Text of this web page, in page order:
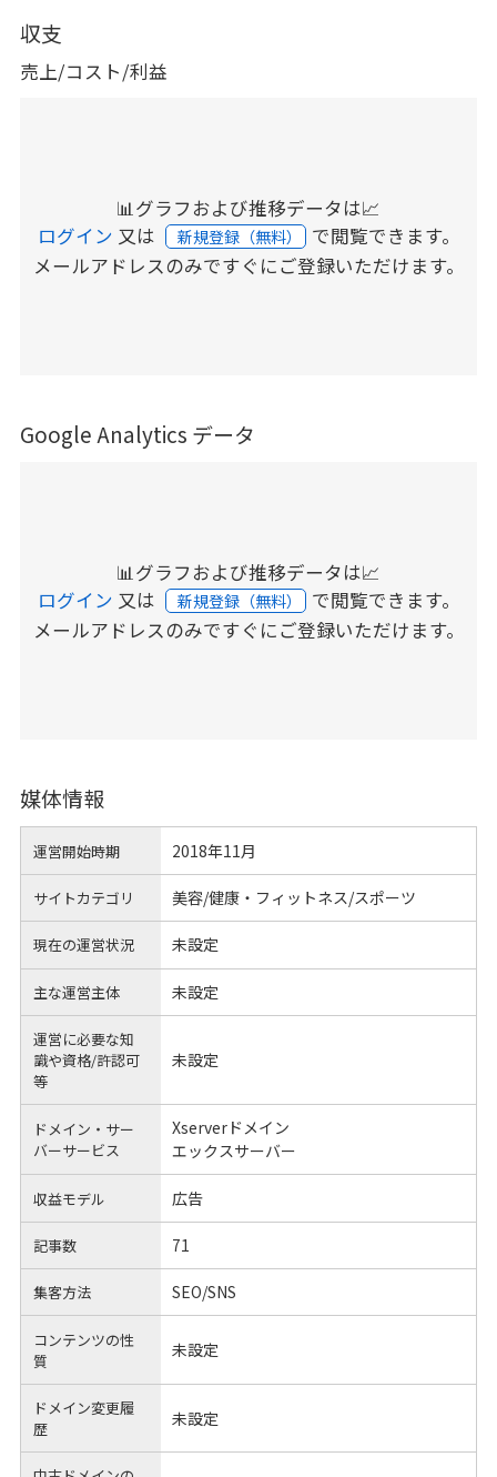
収支
売上/コスト/利益
📊グラフおよび推移データは📈
ログイン 又は 新規登録（無料） で閲覧できます。
メールアドレスのみですぐにご登録いただけます。
Google Analytics データ
📊グラフおよび推移データは📈
ログイン 又は 新規登録（無料） で閲覧できます。
メールアドレスのみですぐにご登録いただけます。
媒体情報
運営開始時期 2018年11月
サイトカテゴリ 美容/健康・フィットネス/スポーツ
現在の運営状況 未設定
主な運営主体 未設定
運営に必要な知
識や資格/許認可
等
未設定
ドメイン・サー
バーサービス
Xserverドメイン
エックスサーバー
収益モデル 広告
記事数 71
集客方法 SEO/SNS
コンテンツの性
質
未設定
ドメイン変更履
歴
未設定